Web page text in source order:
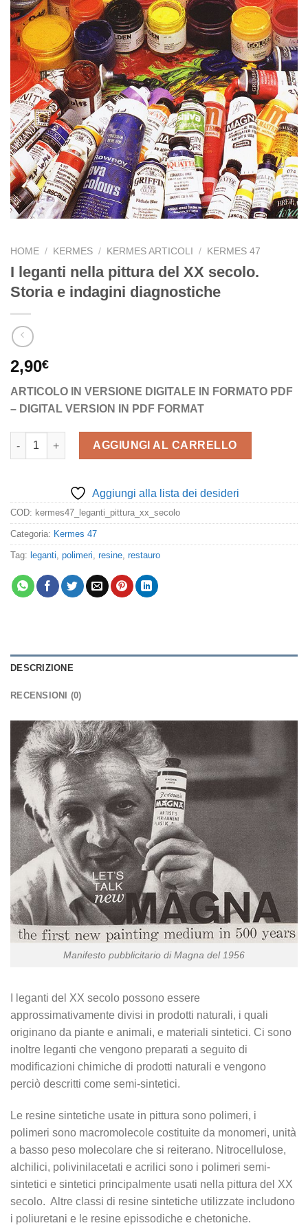
HOME / KERMES / KERMES ARTICOLI / KERMES 47
I leganti nella pittura del XX secolo.
Storia e indagini diagnostiche
2,90€
ARTICOLO IN VERSIONE DIGITALE IN FORMATO PDF
– DIGITAL VERSION IN PDF FORMAT
I leganti nella pittura del XX secolo. Storia e indagini
AGGIUNGI AL CARRELLO
Aggiungi alla lista dei desideri
COD: kermes47_leganti_pittura_xx_secolo
Categoria: Kermes 47
Tag: leganti, polimeri, resine, restauro
DESCRIZIONE
RECENSIONI (0)
Manifesto pubblicitario di Magna del 1956
I leganti del XX secolo possono essere
approssimativamente divisi in prodotti naturali, i quali
originano da piante e animali, e materiali sintetici. Ci sono
inoltre leganti che vengono preparati a seguito di
modificazioni chimiche di prodotti naturali e vengono
perciò descritti come semi-sintetici.
Le resine sintetiche usate in pittura sono polimeri, i
polimeri sono macromolecole costituite da monomeri, unità
a basso peso molecolare che si reiterano. Nitrocellulose,
alchilici, polivinilacetati e acrilici sono i polimeri semi-
sintetici e sintetici principalmente usati nella pittura del XX
secolo. Altre classi di resine sintetiche utilizzate includono
i poliuretani e le resine epissodiche e chetoniche.